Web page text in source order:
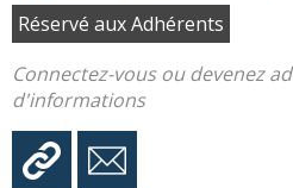
Réservé aux Adhérents
Connectez-vous ou devenez
d'informations